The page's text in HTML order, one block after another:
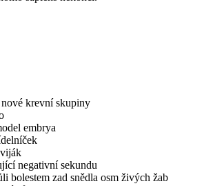
krevní skupiny
embrya
negativní sekundu
bolestem zad snědla osm živých žab